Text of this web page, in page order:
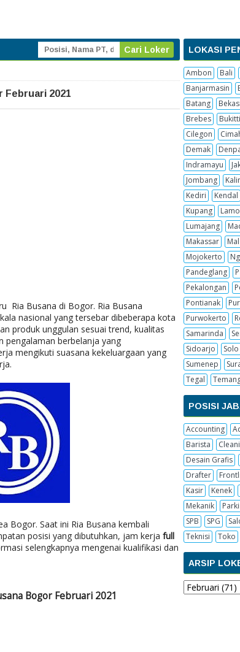
Februari 2021
Ria Busana di Bogor. Ria Busana
nasional yang tersebar dibeberapa kota
produk unggulan sesuai trend, kualitas
pengalaman berbelanja yang
mengikuti suasana kekeluargaan yang
Bogor. Saat ini Ria Busana kembali
posisi yang dibutuhkan, jam kerja full
selengkapnya mengenai kualifikasi dan
Bogor Februari 2021
LOKASI
Ambon
Bali
Banjarmasin
Batang
Brebes
Cilegon
Demak
Indramayu
Jombang
Kediri
Kendal
Kupang
Lumajang
Makassar
Mojokerto
Pandeglang
Pekalongan
Pontianak
Purwokerto
Samarinda
Sidoarjo
Solo
Sumenep
Tegal
POSISI
Accounting
Barista
Desain Grafis
Drafter
Kasir
Kenek
Mekanik
SPB
SPG
Teknisi
Toko
ARSIP